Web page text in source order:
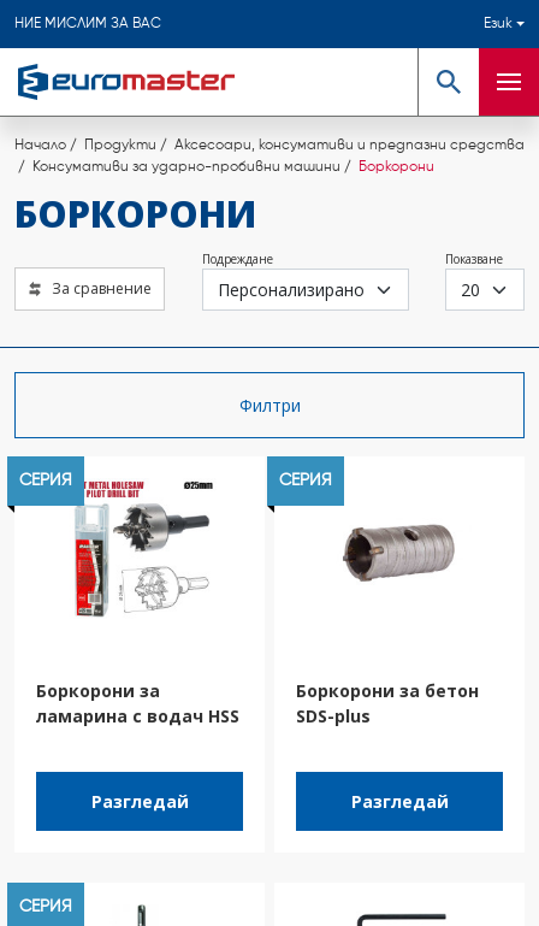
НИЕ МИСЛИМ ЗА ВАС Език
Търсене
Начало Продукти
Аксесоари, консумативи и предпазни средства
Консумативи за ударно-пробивни машини
Боркорони
БОРКОРОНИ
За сравнение
Подреждане Показване
Филтри
СЕРИЯ
Боркорони за
ламарина с водач HSS
Разгледай
СЕРИЯ
Боркорони за бетон
SDS-plus
Разгледай
СЕРИЯ